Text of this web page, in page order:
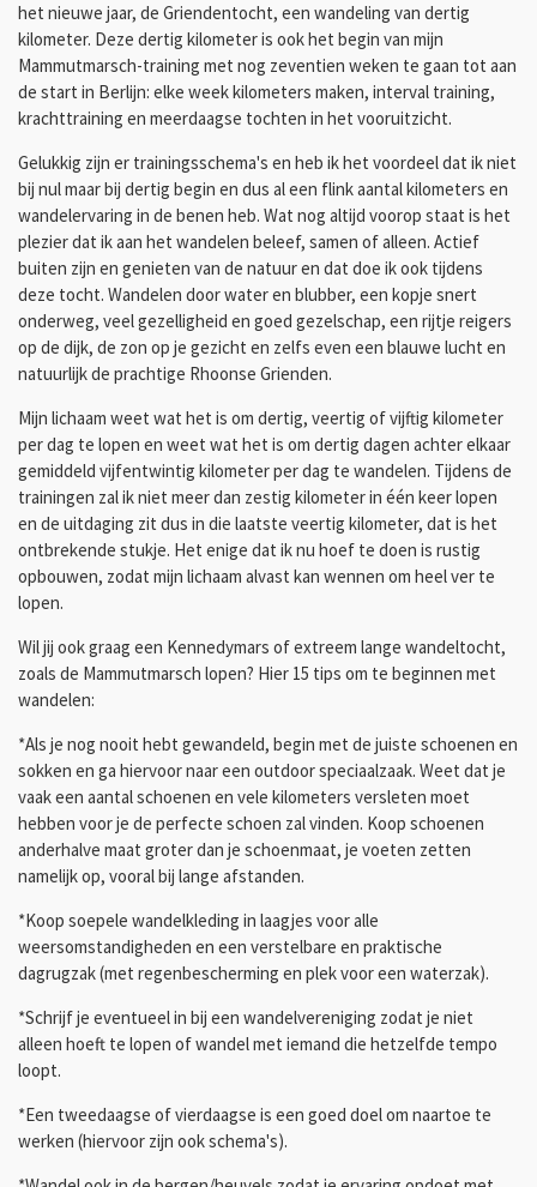
het nieuwe jaar, de Griendentocht, een wandeling van dertig
kilometer. Deze dertig kilometer is ook het begin van mijn
Mammutmarsch-training met nog zeventien weken te gaan tot aan
de start in Berlijn: elke week kilometers maken, interval training,
krachttraining en meerdaagse tochten in het vooruitzicht.
Gelukkig zijn er trainingsschema's en heb ik het voordeel dat ik niet
bij nul maar bij dertig begin en dus al een flink aantal kilometers en
wandelervaring in de benen heb. Wat nog altijd voorop staat is het
plezier dat ik aan het wandelen beleef, samen of alleen. Actief
buiten zijn en genieten van de natuur en dat doe ik ook tijdens
deze tocht. Wandelen door water en blubber, een kopje snert
onderweg, veel gezelligheid en goed gezelschap, een rijtje reigers
op de dijk, de zon op je gezicht en zelfs even een blauwe lucht en
natuurlijk de prachtige Rhoonse Grienden.
Mijn lichaam weet wat het is om dertig, veertig of vijftig kilometer
per dag te lopen en weet wat het is om dertig dagen achter elkaar
gemiddeld vijfentwintig kilometer per dag te wandelen. Tijdens de
trainingen zal ik niet meer dan zestig kilometer in één keer lopen
en de uitdaging zit dus in die laatste veertig kilometer, dat is het
ontbrekende stukje. Het enige dat ik nu hoef te doen is rustig
opbouwen, zodat mijn lichaam alvast kan wennen om heel ver te
lopen.
Wil jij ook graag een Kennedymars of extreem lange wandeltocht,
zoals de Mammutmarsch lopen? Hier 15 tips om te beginnen met
wandelen:
*Als je nog nooit hebt gewandeld, begin met de juiste schoenen en
sokken en ga hiervoor naar een outdoor speciaalzaak. Weet dat je
vaak een aantal schoenen en vele kilometers versleten moet
hebben voor je de perfecte schoen zal vinden. Koop schoenen
anderhalve maat groter dan je schoenmaat, je voeten zetten
namelijk op, vooral bij lange afstanden.
*Koop soepele wandelkleding in laagjes voor alle
weersomstandigheden en een verstelbare en praktische
dagrugzak (met regenbescherming en plek voor een waterzak).
*Schrijf je eventueel in bij een wandelvereniging zodat je niet
alleen hoeft te lopen of wandel met iemand die hetzelfde tempo
loopt.
*Een tweedaagse of vierdaagse is een goed doel om naartoe te
werken (hiervoor zijn ook schema's).